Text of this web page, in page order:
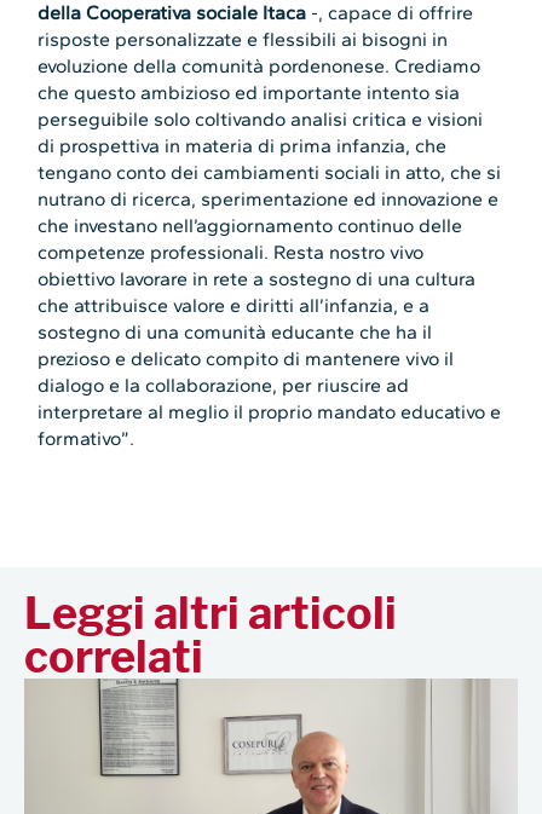
della Cooperativa sociale Itaca -, capace di offrire
risposte personalizzate e flessibili ai bisogni in
evoluzione della comunità pordenonese. Crediamo
che questo ambizioso ed importante intento sia
perseguibile solo coltivando analisi critica e visioni
di prospettiva in materia di prima infanzia, che
tengano conto dei cambiamenti sociali in atto, che si
nutrano di ricerca, sperimentazione ed innovazione e
che investano nell’aggiornamento continuo delle
competenze professionali. Resta nostro vivo
obiettivo lavorare in rete a sostegno di una cultura
che attribuisce valore e diritti all’infanzia, e a
sostegno di una comunità educante che ha il
prezioso e delicato compito di mantenere vivo il
dialogo e la collaborazione, per riuscire ad
interpretare al meglio il proprio mandato educativo e
formativo”.
Leggi altri articoli
correlati